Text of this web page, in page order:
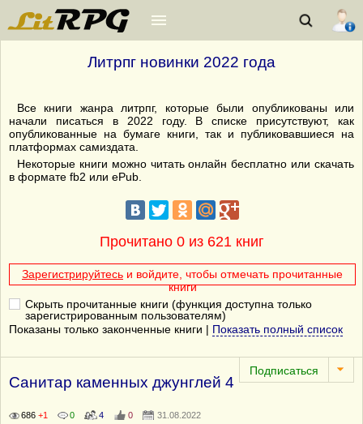
Литрпг новинки 2022 года
Все книги жанра литрпг, которые были опубликованы или
начали писаться в 2022 году. В списке присутствуют, как
опубликованные на бумаге книги, так и публиковавшиеся на
платформах самиздата.
Некоторые книги можно читать онлайн бесплатно или скачать
в формате fb2 или ePub.
Прочитано 0 из 621 книг
Зарегистрируйтесь и войдите, чтобы отмечать прочитанные
книги
Скрыть прочитанные книги (функция доступна только
зарегистрированным пользователям)
Показаны только законченные книги | Показать полный список
Санитар каменных джунглей 4
686 +1 0 4 0 31.08.2022